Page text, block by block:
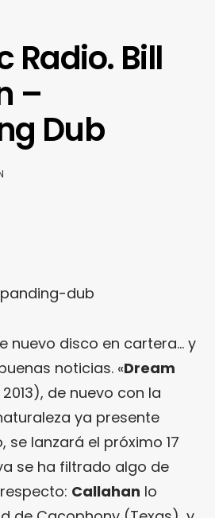
Radio. Bill
–
Dub
nuevo disco en cartera… y
noticias. «Dream
de nuevo con la
ya presente
se lanzará el próximo 17
se ha filtrado algo de
Callahan lo